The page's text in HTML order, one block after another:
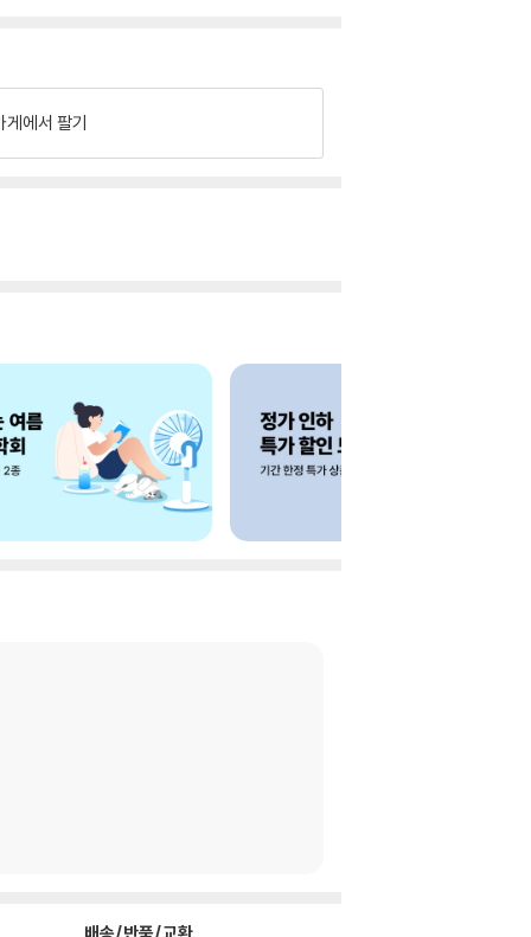
게에서 팔기